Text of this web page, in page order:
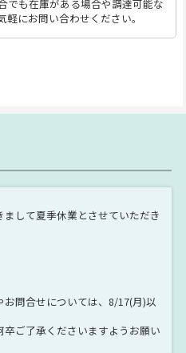
でも在庫がある場合や調達可能な
にお問い合わせください。
して夏季休業とさせていただき
問合せについては、8/17(月)以
ご了承くださいますようお願い